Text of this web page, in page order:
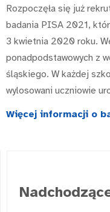
Rozpoczęła się już
badania PISA 2021,
3 kwietnia 2020 roku.
ponadpodstawowych z
śląskiego. W każdej
wylosowani uczniowie
Więcej informacji o